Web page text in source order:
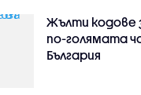
Жълти кодове
по-голямата
България